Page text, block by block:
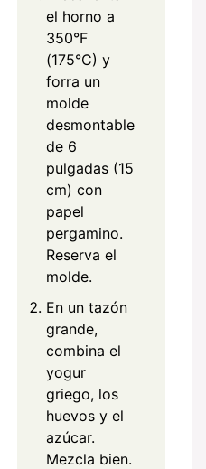
el horno a
350°F
(175°C) y
forra un
molde
desmontable
de 6
pulgadas (15
cm) con
papel
pergamino.
Reserva el
molde.
En un tazón
grande,
combina el
yogur
griego, los
huevos y el
azúcar.
Mezcla bien.